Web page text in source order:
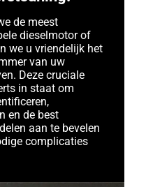
de meest
dieselmotor of
we u vriendelijk het
van uw
Deze cruciale
in staat om
en de best
aan te bevelen
complicaties